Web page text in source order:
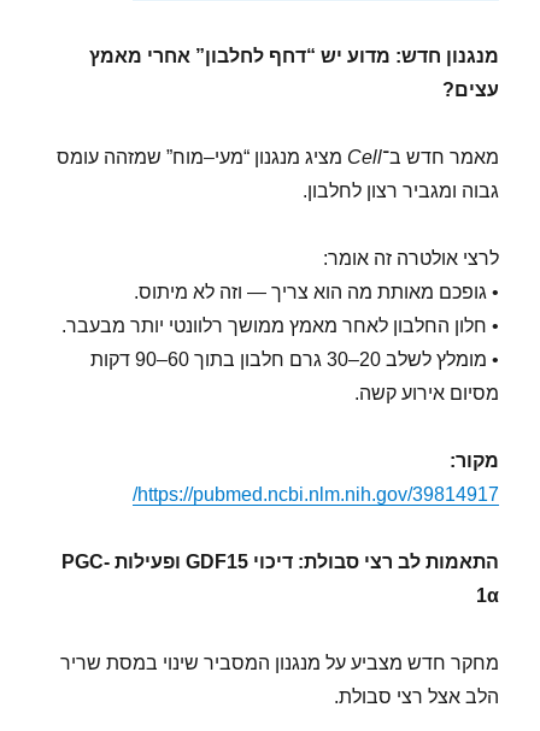
מנגנון חדש: מדוע יש “דחף לחלבון” אחרי מאמץ
עצים?
מאמר חדש ב־Cell מציג מנגנון “מעי–מוח” שמזהה עומס
גבוה ומגביר רצון לחלבון.
לרצי אולטרה זה אומר:
• גופכם מאותת מה הוא צריך — וזה לא מיתוס.
• חלון החלבון לאחר מאמץ ממושך רלוונטי יותר מבעבר.
• מומלץ לשלב 20–30 גרם חלבון בתוך 60–90 דקות
מסיום אירוע קשה.
מקור:
https://pubmed.ncbi.nlm.nih.gov/39814917/
התאמות לב רצי סבולת: דיכוי GDF15 ופעילות PGC-
1α
מחקר חדש מצביע על מנגנון המסביר שינוי במסת שריר
הלב אצל רצי סבולת.